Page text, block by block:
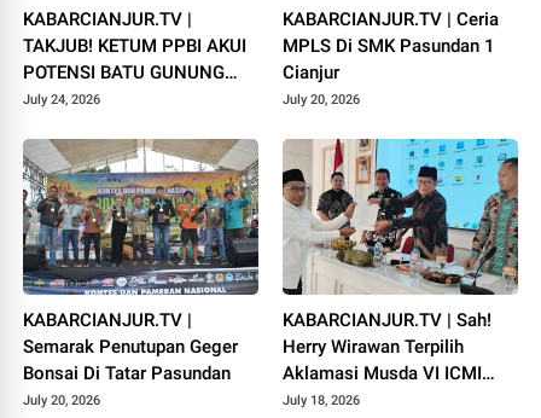
KABARCIANJUR.TV |
TAKJUB! KETUM PPBI AKUI
POTENSI BATU GUNUNG
PADANG
July 24, 2026
KABARCIANJUR.TV | Ceria
MPLS Di SMK Pasundan 1
Cianjur
July 20, 2026
KABARCIANJUR.TV |
Semarak Penutupan Geger
Bonsai Di Tatar Pasundan
July 20, 2026
KABARCIANJUR.TV | Sah!
Herry Wirawan Terpilih
Aklamasi Musda VI ICMI
Orda Cianjur
July 18, 2026